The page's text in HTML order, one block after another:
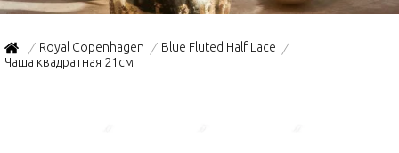
/ Royal Copenhagen / Blue Fluted Half Lace /
Чаша квадратная 21см